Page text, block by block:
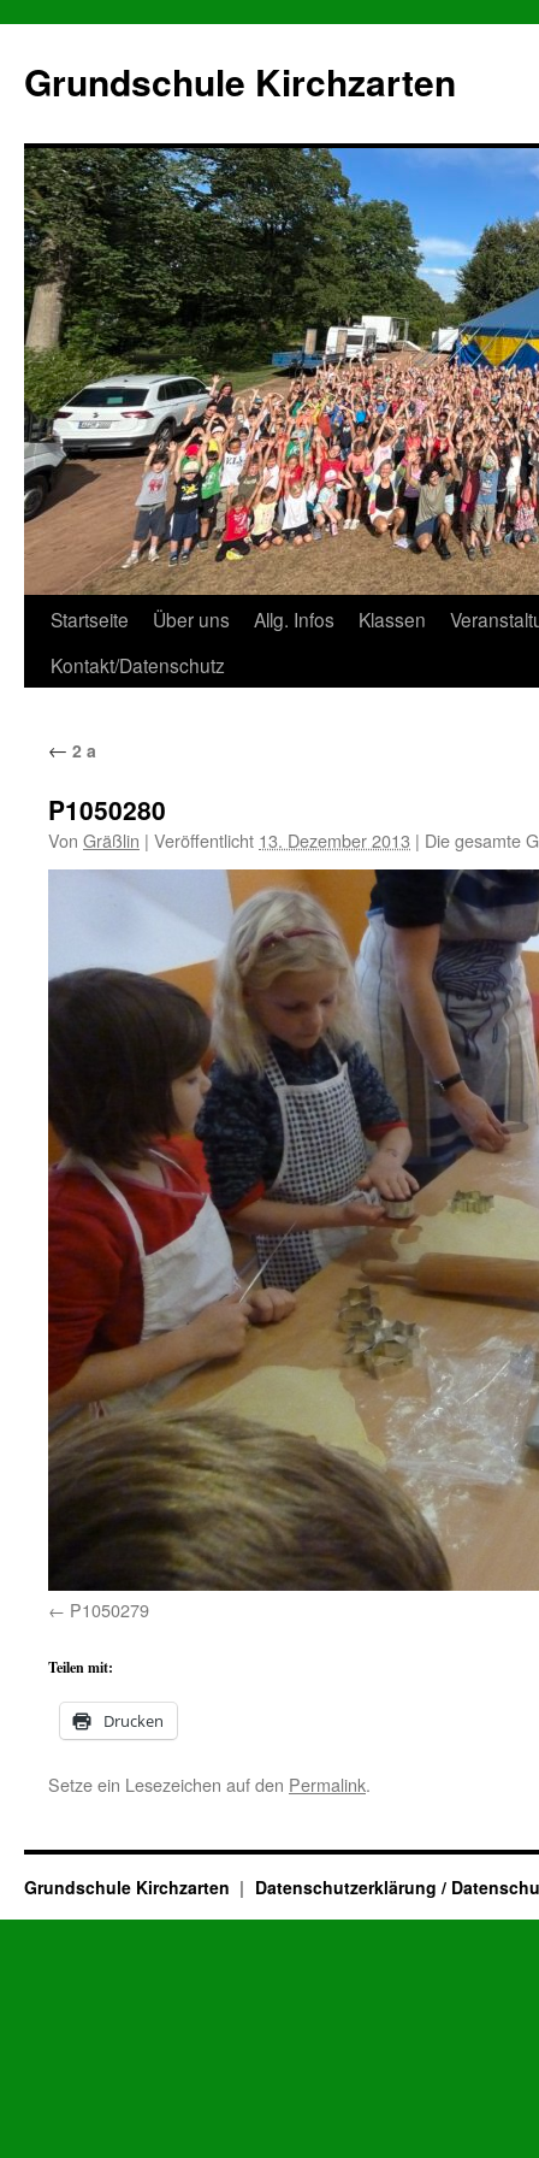
Grundschule Kirchzarten
Zum
Inhalt
Startseite Über uns Allg. Infos Klassen
Kontakt/Datenschutz
← 2 a
P1050280
Von Gräßlin | Veröffentlicht 13. Dezember 2013 | Die gesamte
P1050279
Teilen mit:
Drucken
Setze ein Lesezeichen auf den Permalink.
Grundschule Kirchzarten Datenschutzerklärung /